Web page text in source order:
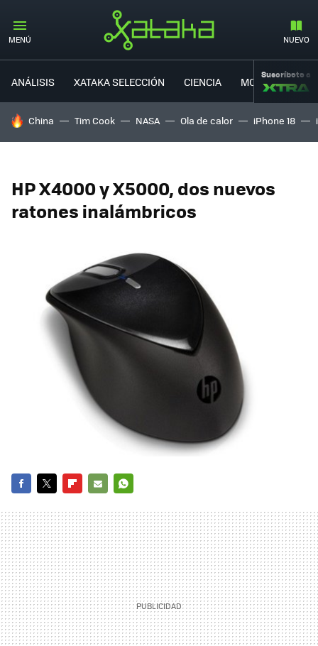
MENÚ NUEVO
ANÁLISIS XATAKA SELECCIÓN CIENCIA MOVILIDAD
Suscríbete a
HOY SE HABLA DE
China Tim Cook NASA Ola de calor iPhone 18
HP X4000 y X5000, dos nuevos
ratones inalámbricos
MAIL